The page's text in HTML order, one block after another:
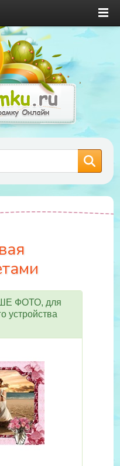
ФОТО, для
устройства